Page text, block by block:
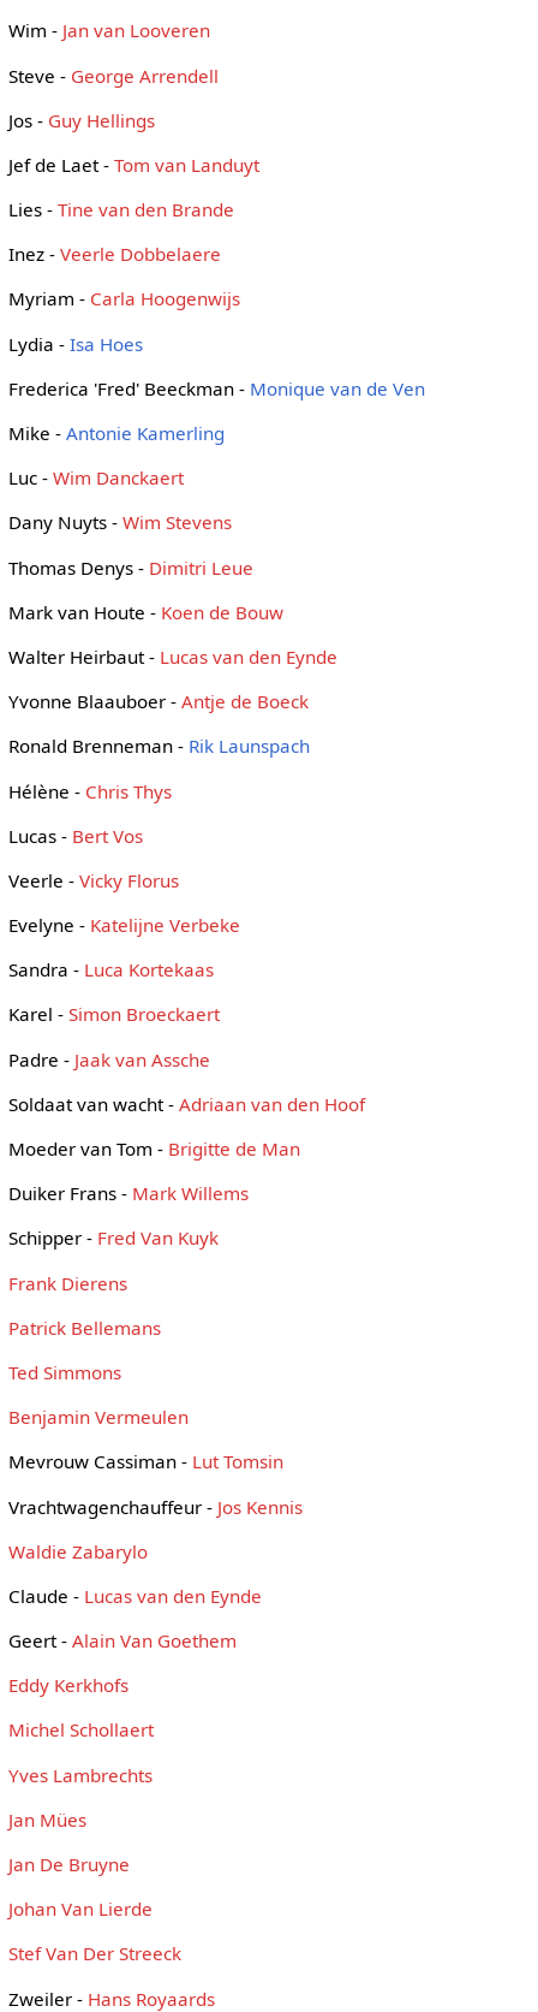
Wim - Jan van Looveren
Steve - George Arrendell
Jos - Guy Hellings
Jef de Laet - Tom van Landuyt
Lies - Tine van den Brande
Inez - Veerle Dobbelaere
Myriam - Carla Hoogenwijs
Lydia - Isa Hoes
Frederica 'Fred' Beeckman - Monique van de Ven
Mike - Antonie Kamerling
Luc - Wim Danckaert
Dany Nuyts - Wim Stevens
Thomas Denys - Dimitri Leue
Mark van Houte - Koen de Bouw
Walter Heirbaut - Lucas van den Eynde
Yvonne Blaauboer - Antje de Boeck
Ronald Brenneman - Rik Launspach
Hélène - Chris Thys
Lucas - Bert Vos
Veerle - Vicky Florus
Evelyne - Katelijne Verbeke
Sandra - Luca Kortekaas
Karel - Simon Broeckaert
Padre - Jaak van Assche
Soldaat van wacht - Adriaan van den Hoof
Moeder van Tom - Brigitte de Man
Duiker Frans - Mark Willems
Schipper - Fred Van Kuyk
Frank Dierens
Patrick Bellemans
Ted Simmons
Benjamin Vermeulen
Mevrouw Cassiman - Lut Tomsin
Vrachtwagenchauffeur - Jos Kennis
Waldie Zabarylo
Claude - Lucas van den Eynde
Geert - Alain Van Goethem
Eddy Kerkhofs
Michel Schollaert
Yves Lambrechts
Jan Mües
Jan De Bruyne
Johan Van Lierde
Stef Van Der Streeck
Zweiler - Hans Royaards